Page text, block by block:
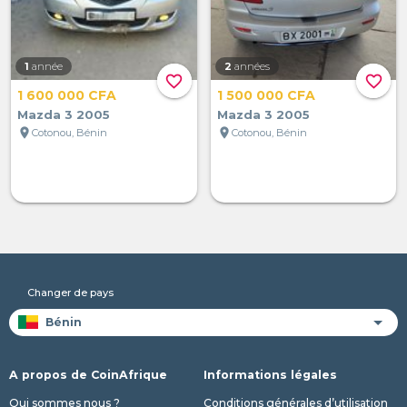
favorite_border
1 année
1 600 000 CFA
Mazda 3 2005
location_on Cotonou, Bénin
favorite_border
2 années
1 500 000 CFA
Mazda 3 2005
location_on Cotonou, Bénin
Changer de pays
A propos de CoinAfrique
Qui sommes nous ?
Informations légales
Conditions générales d’utilisation